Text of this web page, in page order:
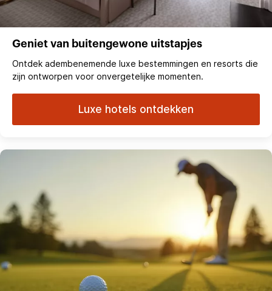
Geniet van buitengewone uitstapjes
Ontdek adembenemende luxe bestemmingen en resorts die
zijn ontworpen voor onvergetelijke momenten.
Luxe hotels ontdekken